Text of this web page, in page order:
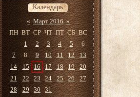
Календарь
« Март 2016 »
ПН ВТ СР ЧТ ПТ СБ ВС
1
2 3 4 5
6
7
8 9 10 11 12
13
14
15 16 17 18 19
20
21
22 23 24 25 26
27
28
29 30 31